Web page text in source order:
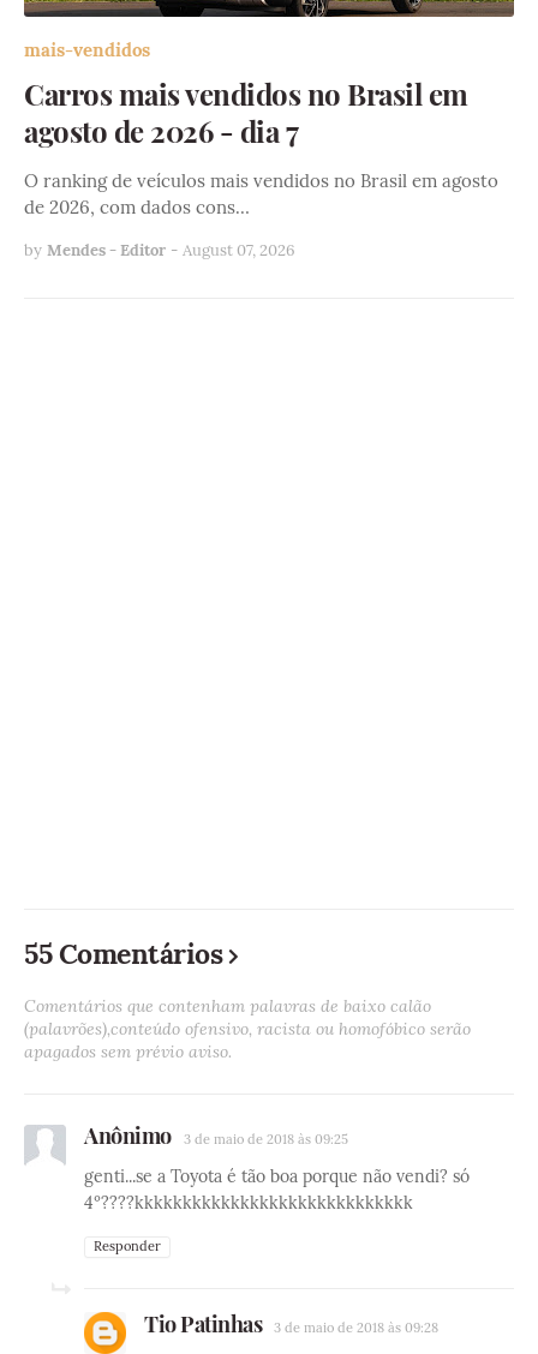
mais-vendidos
Carros mais vendidos no Brasil em
agosto de 2026 - dia 7
O ranking de veículos mais vendidos no Brasil em agosto
de 2026, com dados cons…
by Mendes - Editor - August 07, 2026
55 Comentários
Comentários que contenham palavras de baixo calão
(palavrões),conteúdo ofensivo, racista ou homofóbico serão
apagados sem prévio aviso.
Anônimo 3 de maio de 2018 às 09:25
genti...se a Toyota é tão boa porque não vendi? só
4º????kkkkkkkkkkkkkkkkkkkkkkkkkkkkk
Responder
Tio Patinhas 3 de maio de 2018 às 09:28